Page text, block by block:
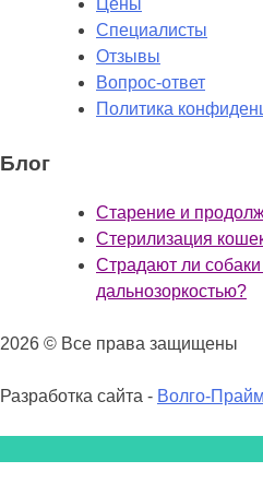
Цены
Специалисты
Отзывы
Вопрос-ответ
Политика
Блог
Старение и
Стерилизация
Страдают ли
дальнозоркостью?
2026 © Все права защищены
Разработка сайта - Волго-Прайм